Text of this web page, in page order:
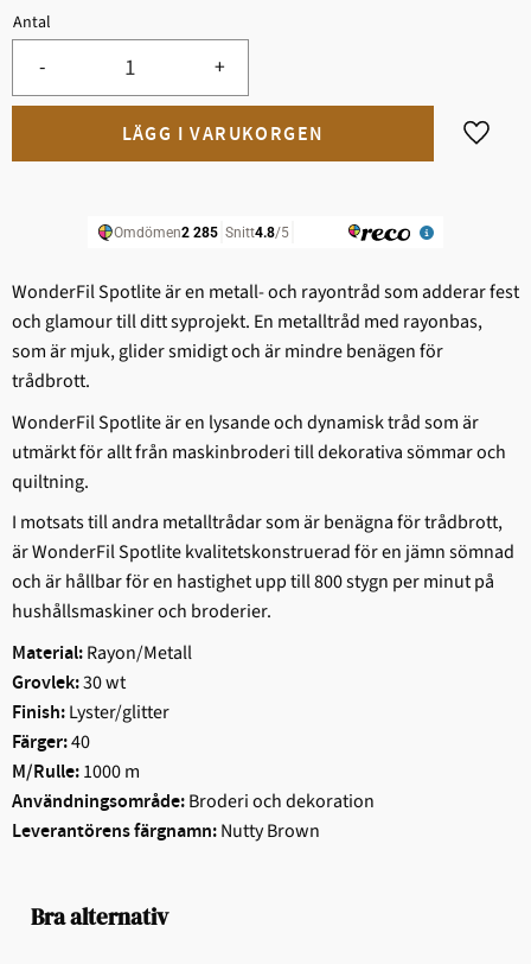
Antal
+
-
Lägg
WonderFil Spotlite är en metall- och rayontråd som adderar fest
och glamour till ditt syprojekt. En metalltråd med rayonbas,
som är mjuk, glider smidigt och är mindre benägen för
trådbrott.
WonderFil Spotlite är en lysande och dynamisk tråd som är
utmärkt för allt från maskinbroderi till dekorativa sömmar och
quiltning.
I motsats till andra metalltrådar som är benägna för trådbrott,
är WonderFil Spotlite kvalitetskonstruerad för en jämn sömnad
och är hållbar för en hastighet upp till 800 stygn per minut på
hushållsmaskiner och broderier.
Material:Rayon/Metall
Grovlek:30 wt
Finish:Lyster/glitter
Färger:40
M/Rulle:1000 m
Användningsområde:Broderi och dekoration
Leverantörens färgnamn:Nutty Brown
Bra alternativ